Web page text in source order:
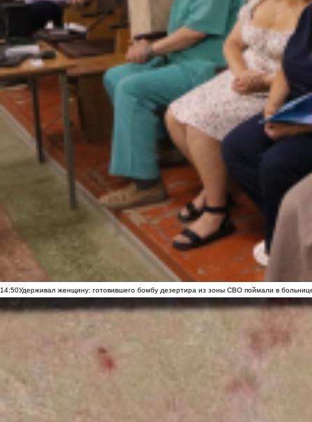
14:50Удерживал женщину: готовившего бомбу дезертира из зоны СВО поймали в